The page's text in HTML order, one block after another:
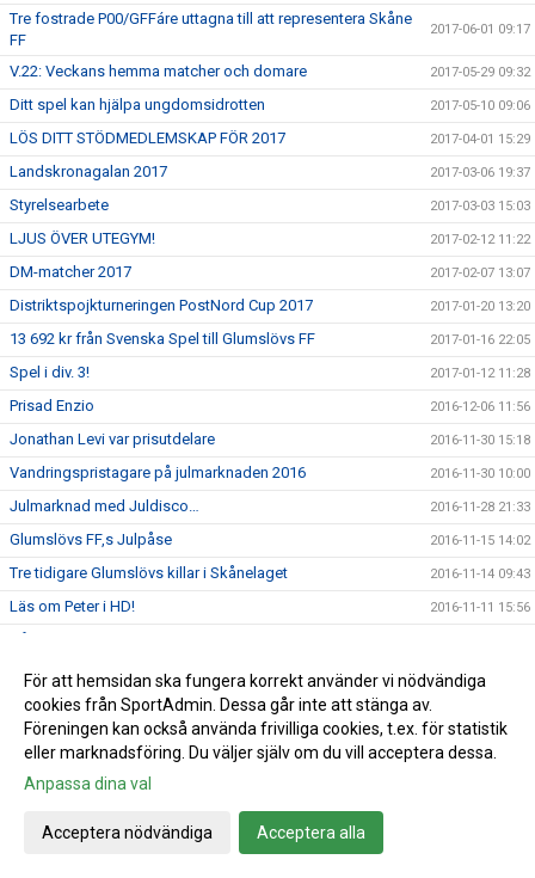
Tre fostrade P00/GFFáre uttagna till att representera Skåne
FF
2017-06-01 09:17
V.22: Veckans hemma matcher och domare 2017-05-29 09:32
Ditt spel kan hjälpa ungdomsidrotten 2017-05-10 09:06
LÖS DITT STÖDMEDLEMSKAP FÖR 2017 2017-04-01 15:29
Landskronagalan 2017 2017-03-06 19:37
Styrelsearbete 2017-03-03 15:03
LJUS ÖVER UTEGYM! 2017-02-12 11:22
DM-matcher 2017 2017-02-07 13:07
Distriktspojkturneringen PostNord Cup 2017 2017-01-20 13:20
13 692 kr från Svenska Spel till Glumslövs FF 2017-01-16 22:05
Spel i div. 3! 2017-01-12 11:28
Prisad Enzio 2016-12-06 11:56
Jonathan Levi var prisutdelare 2016-11-30 15:18
Vandringspristagare på julmarknaden 2016 2016-11-30 10:00
Julmarknad med Juldisco… 2016-11-28 21:33
Glumslövs FF,s Julpåse 2016-11-15 14:02
Tre tidigare Glumslövs killar i Skånelaget 2016-11-14 09:43
Läs om Peter i HD! 2016-11-11 15:56
Gåsaboll
V.41: Veckans hemma matcher och domare 2016-10-10 15:06
GFF mössa 2016-10-05 09:50
V.40: Veckans hemma matcher och domare
V.39: Veckans hemma-matcher och domare
Info brev augusti 2016
För att hemsidan ska fungera korrekt använder vi nödvändiga
cookies från SportAdmin. Dessa går inte att stänga av.
Föreningen kan också använda frivilliga cookies, t.ex. för statistik
eller marknadsföring. Du väljer själv om du vill acceptera dessa.
Anpassa dina val
Acceptera nödvändiga Acceptera alla